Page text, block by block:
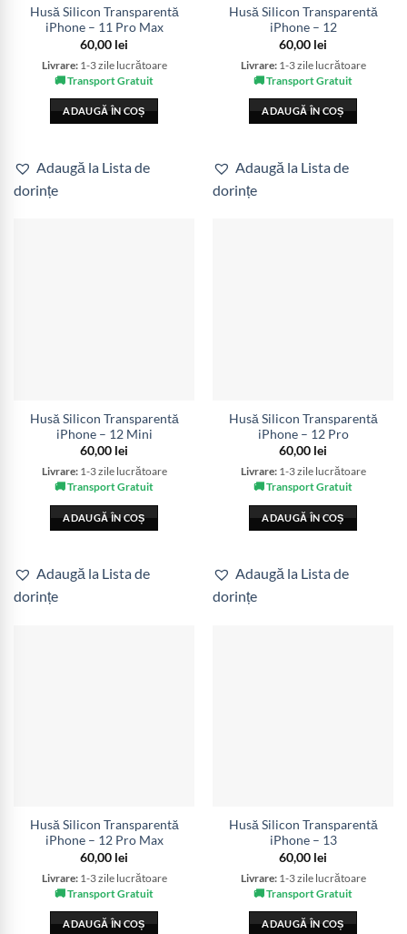
Husă Silicon Transparentă
iPhone – 11 Pro Max
60,00 lei
Livrare:1-3 zile lucrătoare
🚚 Transport Gratuit
ADAUGĂ ÎN COȘ
Adaugă la Lista de
dorințe
Husă Silicon Transparentă
iPhone – 12
60,00 lei
Livrare:1-3 zile lucrătoare
🚚 Transport Gratuit
ADAUGĂ ÎN COȘ
Adaugă la Lista de
dorințe
Husă Silicon Transparentă
iPhone – 12 Mini
60,00 lei
Livrare:1-3 zile lucrătoare
🚚 Transport Gratuit
ADAUGĂ ÎN COȘ
Adaugă la Lista de
dorințe
Husă Silicon Transparentă
iPhone – 12 Pro
60,00 lei
Livrare:1-3 zile lucrătoare
🚚 Transport Gratuit
ADAUGĂ ÎN COȘ
Adaugă la Lista de
dorințe
Husă Silicon Transparentă
iPhone – 12 Pro Max
60,00 lei
Livrare:1-3 zile lucrătoare
🚚 Transport Gratuit
ADAUGĂ ÎN COȘ
Husă Silicon Transparentă
iPhone – 13
60,00 lei
Livrare:1-3 zile lucrătoare
🚚 Transport Gratuit
ADAUGĂ ÎN COȘ